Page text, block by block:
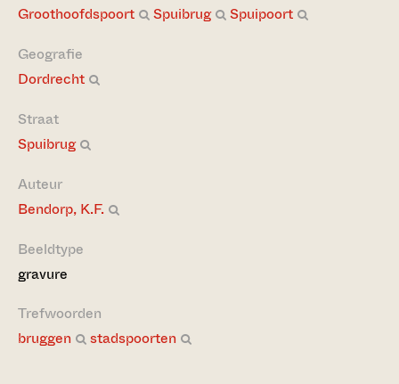
Groothoofdspoort
Spuibrug
Spuipoort
Geografie
Dordrecht
Straat
Spuibrug
Auteur
Bendorp, K.F.
Beeldtype
gravure
Trefwoorden
bruggen
stadspoorten